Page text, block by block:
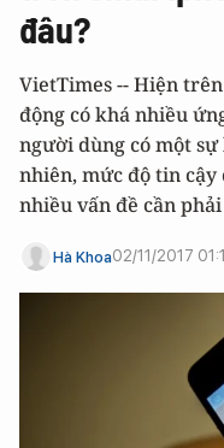
đâu?
VietTimes -- Hiện
động có khá nhiều
người dùng có một
nhiên, mức độ tin cậy
nhiều vấn đề cần
Hà Khoa02/11/2017